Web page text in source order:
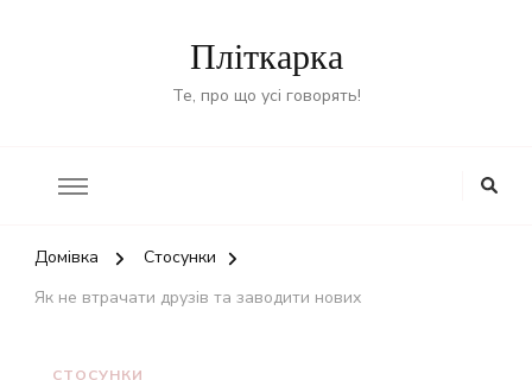
Пліткарка
Те, про що усі говорять!
Домівка
Стосунки
Як не втрачати друзів та заводити нових
СТОСУНКИ